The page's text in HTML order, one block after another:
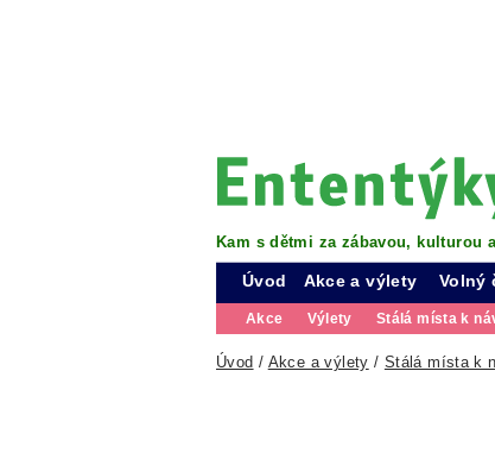
Kam s dětmi za zábavou, kulturou
Úvod Akce a výlety
Akce Výlety Stálá místa k
Volný
Úvod / Akce a výlety / Stálá místa k